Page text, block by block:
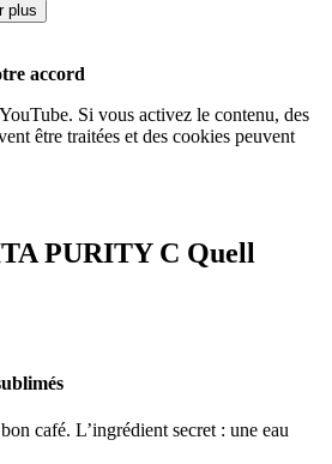
plus
accord
Si vous activez le contenu, des
être traitées et des cookies peuvent
PURITY C Quell
café. L’ingrédient secret : une eau